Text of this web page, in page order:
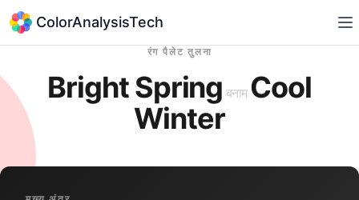
ColorAnalysisTech
रंग पैलेट तुलना
Bright Spring बनाम Cool
Winter